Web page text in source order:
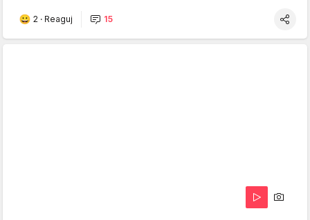
2 · Reaguj 15